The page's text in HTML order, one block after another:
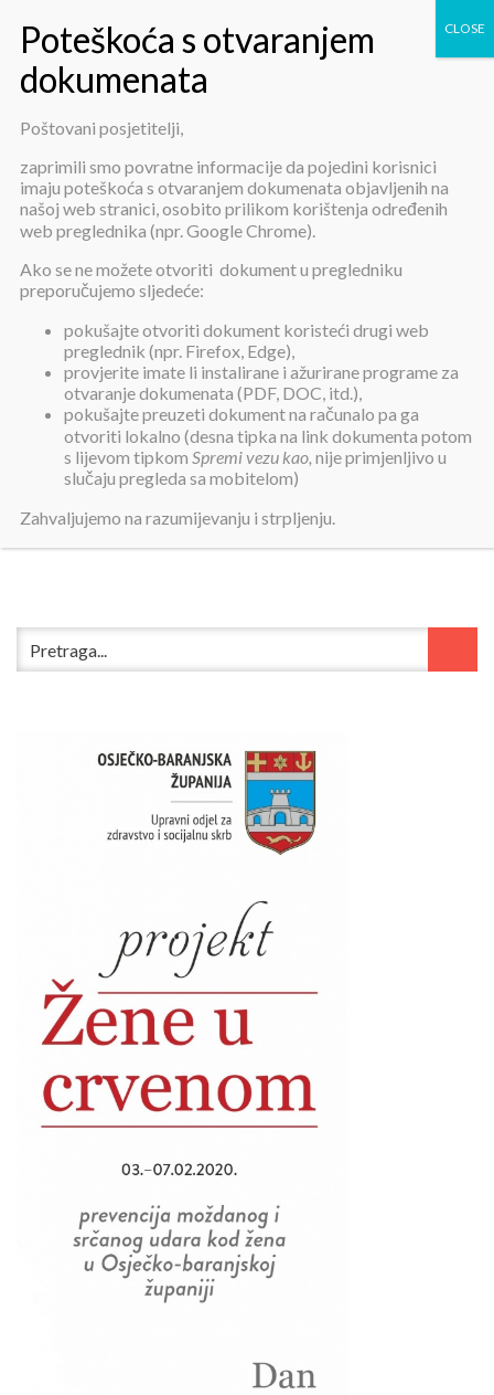
Pravilnik o korištenju sustava
videonadzora
Pravilnik o korištenju sustava
videonadzora
Objavljeno:26. veljače 2019.
Pravilnik o korištenju sustava videonadzora
Poštovani posjetitelji,
zaprimili smo povratne informacije da pojedini korisnici
imaju poteškoća s otvaranjem dokumenata objavljenih na
našoj web stranici, osobito prilikom korištenja određenih
web preglednika (npr. Google Chrome).
Ako se ne možete otvoriti dokument u pregledniku
preporučujemo sljedeće:
pokušajte otvoriti dokument koristeći drugi web
preglednik (npr. Firefox, Edge),
provjerite imate li instalirane i ažurirane programe za
otvaranje dokumenata (PDF, DOC, itd.),
pokušajte preuzeti dokument na računalo pa ga
otvoriti lokalno (desna tipka na link dokumenta potom
s lijevom tipkom Spremi vezu kao, nije primjenljivo u
slučaju pregleda sa mobitelom)
Zahvaljujemo na razumijevanju i strpljenju.